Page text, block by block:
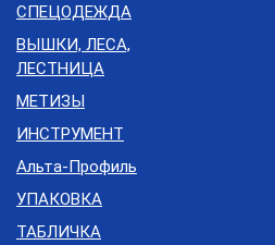
СПЕЦОДЕЖДА
ВЫШКИ, ЛЕСА,
ЛЕСТНИЦА
МЕТИЗЫ
ИНСТРУМЕНТ
Альта-Профиль
УПАКОВКА
ТАБЛИЧКА